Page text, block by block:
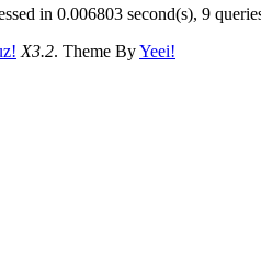
in 0.006803 second(s), 9
X3.2. Theme ByYeei!